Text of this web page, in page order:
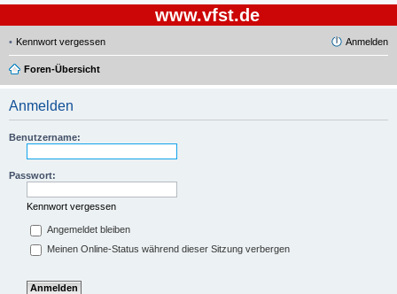
www.vfst.de
Kennwort vergessen Anmelden
Foren-Übersicht
Anmelden
Benutzername:
Passwort:
Kennwort vergessen
Angemeldet bleiben
Meinen Online-Status während dieser Sitzung verbergen